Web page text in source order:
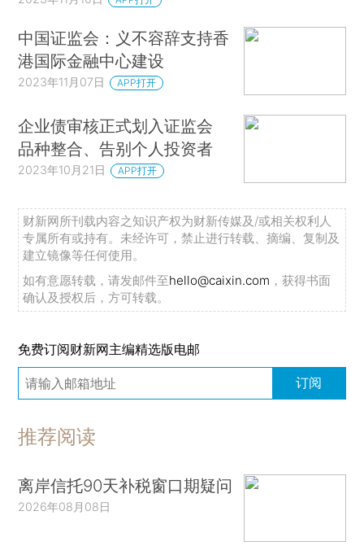
中国证监会：义不容辞支持香
港国际金融中心建设
2023年11月07日 APP打开
企业债审核正式划入证监会
品种整合、告别个人投资者
2023年10月21日 APP打开
财新网所刊载内容之知识产权为财新传媒及/或相关权利人
专属所有或持有。未经许可，禁止进行转载、摘编、复制及
建立镜像等任何使用。
如有意愿转载，请发邮件至hello@caixin.com ，获得书面
确认及授权后，方可转载。
免费订阅财新网主编精选版电邮
订阅
推荐阅读
离岸信托90天补税窗口期疑问
2026年08月08日